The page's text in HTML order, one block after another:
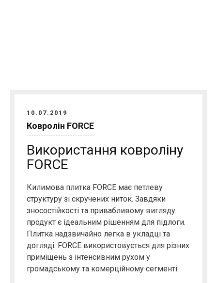
10.07.2019
Ковролін FORCE
Використання ковроліну
FORCE
Килимова плитка FORCE має петлеву
структуру зі скручених ниток. Завдяки
зносостійкості та привабливому вигляду
продукт є ідеальним рішенням для підлоги.
Плитка надзвичайно легка в укладці та
догляді. FORCE використовується для різних
приміщень з інтенсивним рухом у
громадському та комерційному сегменті.